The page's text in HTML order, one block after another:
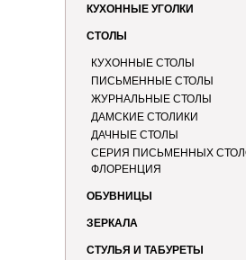
КУХОННЫЕ УГОЛКИ
СТОЛЫ
КУХОННЫЕ СТОЛЫ
ПИСЬМЕННЫЕ СТОЛЫ
ЖУРНАЛЬНЫЕ СТОЛЫ
ДАМСКИЕ СТОЛИКИ
ДАЧНЫЕ СТОЛЫ
СЕРИЯ ПИСЬМЕННЫХ
ФЛОРЕНЦИЯ
ОБУВНИЦЫ
ЗЕРКАЛА
СТУЛЬЯ И ТАБУРЕТЫ